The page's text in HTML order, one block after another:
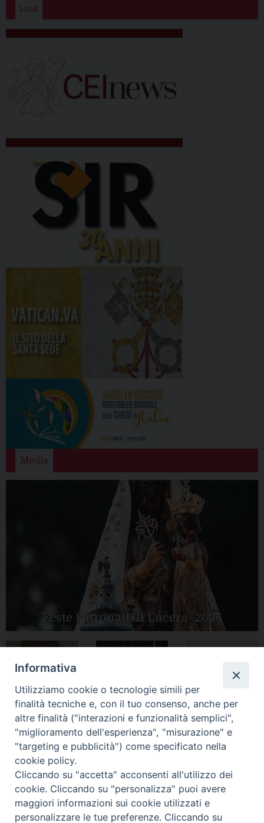
Link
Media
Feste Patronali di Lucera- 2025
Apertura Anno
Giubilare 2025
Mariae in Diocesi
Tutte le gallery
CONTATTI:
LUCERA: Piazza Duomo, 13 - 71036 Lucera (FG) − tel.
0881/520882 - e-mail: info@diocesiluceratroia.it
Segreteria del
Vescovo: tel/fax 0881/522244 - e-mail:
vescovo@diocesiluceratroia.it
TROIA : Piazza Episcopio - 71029 Troia (FG) − tel. 0881/977051
Informativa
Utilizziamo cookie o tecnologie simili per
finalità tecniche e, con il tuo consenso, anche per
altre finalità ("interazioni e funzionalità semplici",
"miglioramento dell'esperienza", "misurazione" e
"targeting e pubblicità") come specificato nella
cookie policy.
Cliccando su "accetta" acconsenti all'utilizzo dei
cookie. Cliccando su "personalizza" puoi avere
maggiori informazioni sui cookie utilizzati e
personalizzare le tue preferenze. Cliccando su